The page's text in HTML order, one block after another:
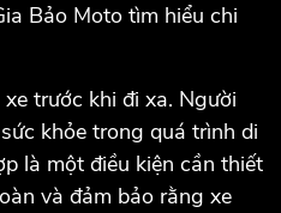
Bảo Moto tìm hiểu chi
trước khi đi xa. Người
khỏe trong quá trình di
là một điều kiện cần thiết
và đảm bảo rằng xe